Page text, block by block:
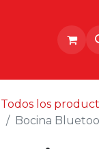
Todos los
Bocina